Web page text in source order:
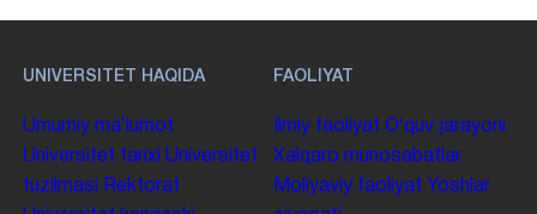
UNIVERSITET HAQIDA
Umumiy maʼlumot
Universitet tarixi Universitet
tuzilmasi
Rektorat
FAOLIYAT
Ilmiy faoliyat Oʻquv jarayoni
Xalqaro munosabatlar
Moliyaviy faoliyat Yoshlar